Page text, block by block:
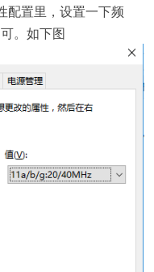
配置里，设置一下频
。如下图